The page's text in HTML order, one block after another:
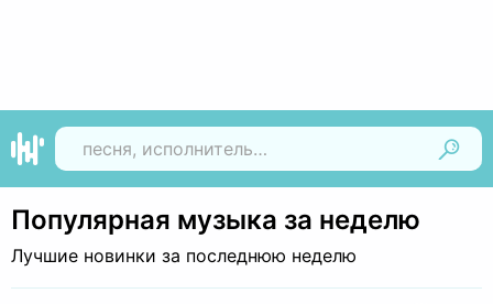
Популярная музыка за неделю
Лучшие новинки за последнюю неделю